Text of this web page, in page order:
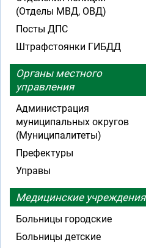
(Отделы МВД, ОВД)
Посты ДПС
Штрафстоянки ГИБДД
Органы местного
управления
Администрация
муниципальных округов
(Муниципалитеты)
Префектуры
Управы
Медицинские учреждения
Больницы городские
Больницы детские